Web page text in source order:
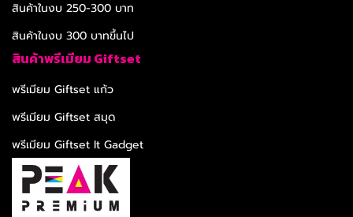
สินค้าในงบ 250-300 บาท
สินค้าในงบ 300 บาทขึ้นไป
สินค้าพรีเมียม Giftset
พรีเมียม Giftset แก้ว
พรีเมียม Giftset สมุด
พรีเมียม Giftset It Gadget